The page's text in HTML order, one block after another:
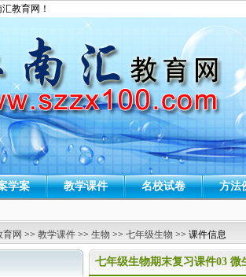
教育网！
学案 教学课件 名校试卷 方法
育网 >> 教学课件 >> 生物 >> 七年级生物 >> 课件信息
七年级生物期末复习课件03